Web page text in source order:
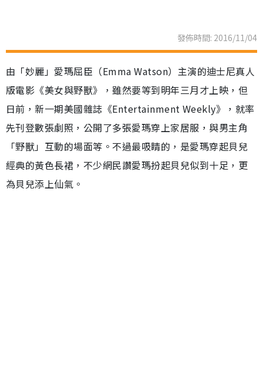
發佈時間: 2016/11/04
由「妙麗」愛瑪屈臣（Emma Watson）主演的迪士尼真人
版電影《美女與野獸》，雖然要等到明年三月才上映，但
日前，新一期美國雜誌《Entertainment Weekly》，就率
先刊登數張劇照，公開了多張愛瑪穿上家居服，與男主角
「野獸」互動的場面等。不過最吸睛的，是愛瑪穿起貝兒
經典的黃色長裙，不少網民讚愛瑪扮起貝兒似到十足，更
為貝兒添上仙氣。